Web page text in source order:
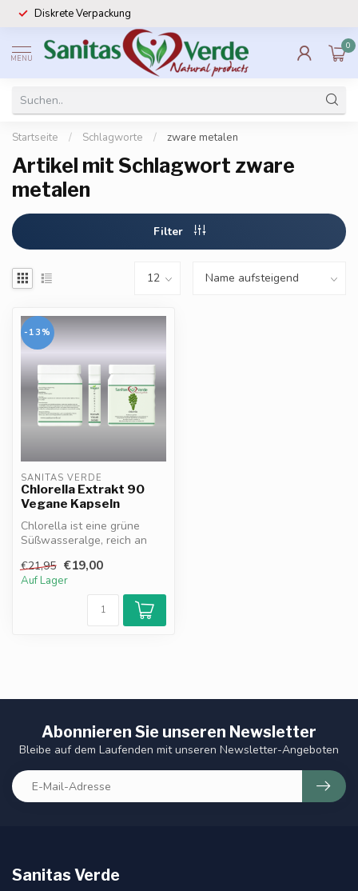
Diskrete Verpackung
MENU
0
Startseite / Schlagworte / zware metalen
Artikel mit Schlagwort zware
metalen
Filter
-13%
SANITAS VERDE
Chlorella Extrakt 90
Vegane Kapseln
Chlorella ist eine grüne
Süßwasseralge, reich an
Vitaminen ...
€21,95 €19,00
Auf Lager
Abonnieren Sie unseren Newsletter
Bleibe auf dem Laufenden mit unseren Newsletter-Angeboten
Sanitas Verde